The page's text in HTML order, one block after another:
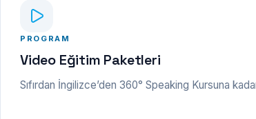
PROGRAM
Video Eğitim Paketleri
Sıfırdan İngilizce’den 360° Speaking Kursuna